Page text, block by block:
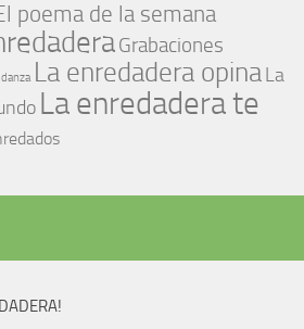
poema de la semana
Grabaciones
La enredadera opinaLa
La enredadera te